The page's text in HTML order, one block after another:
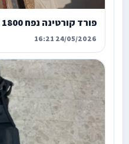
פורד קורטינה נפח 1800 לחלקים
24/05/2026 16:21